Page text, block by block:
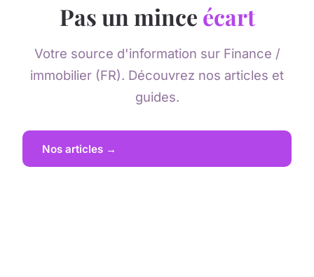
Pas un mince écart
Votre source d'information sur Finance /
immobilier (FR). Découvrez nos articles et
guides.
Nos articles →